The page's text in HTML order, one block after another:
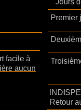
facile à
aucun
Jours
Premier
Retour